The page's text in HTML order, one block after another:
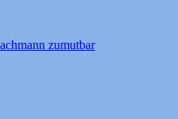
zumutbar